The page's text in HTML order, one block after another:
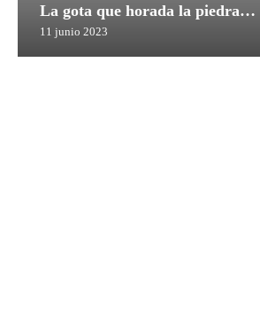
La gota que horada la piedra…
11 junio 2023